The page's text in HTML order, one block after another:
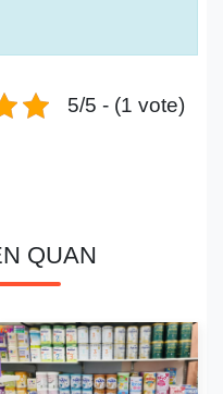
5/5 - (1 vote)
QUAN